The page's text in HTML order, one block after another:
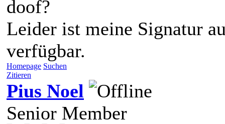
doof?
Leider ist meine Signatur
verfügbar.
Homepage Suchen
Zitieren
Pius Noel
Senior Member